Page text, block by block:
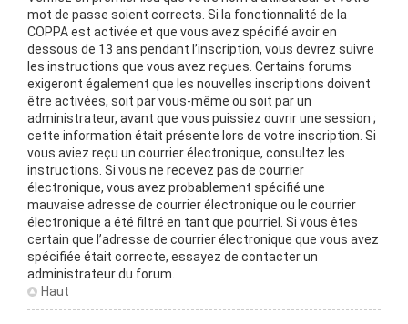
mot de passe soient corrects. Si la fonctionnalité de la
COPPA est activée et que vous avez spécifié avoir en
dessous de 13 ans pendant l’inscription, vous devrez suivre
les instructions que vous avez reçues. Certains forums
exigeront également que les nouvelles inscriptions doivent
être activées, soit par vous-même ou soit par un
administrateur, avant que vous puissiez ouvrir une session ;
cette information était présente lors de votre inscription. Si
vous aviez reçu un courrier électronique, consultez les
instructions. Si vous ne recevez pas de courrier
électronique, vous avez probablement spécifié une
mauvaise adresse de courrier électronique ou le courrier
électronique a été filtré en tant que pourriel. Si vous êtes
certain que l’adresse de courrier électronique que vous avez
spécifiée était correcte, essayez de contacter un
administrateur du forum.
Haut